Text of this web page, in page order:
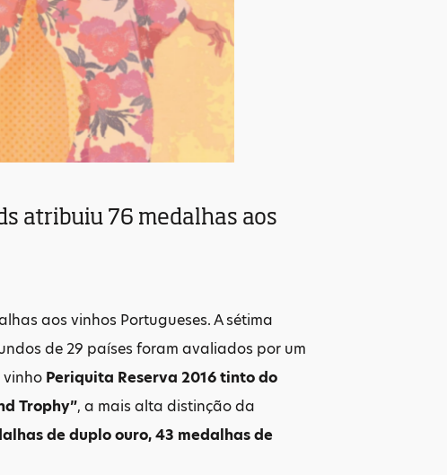
atribuiu 76 medalhas aos
aos vinhos Portugueses. A sétima
de 29 países foram avaliados por um
vinho Periquita Reserva 2016 tinto do
Trophy”, a mais alta distinção da
de duplo ouro, 43 medalhas de